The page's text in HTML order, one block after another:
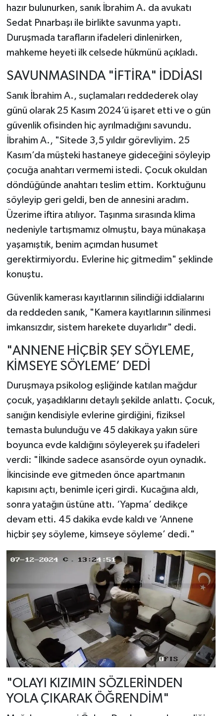
hazır bulunurken, sanık İbrahim A. da avukatı
Sedat Pınarbaşı ile birlikte savunma yaptı.
Duruşmada tarafların ifadeleri dinlenirken,
mahkeme heyeti ilk celsede hükmünü açıkladı.
SAVUNMASINDA "İFTİRA" İDDİASI
Sanık İbrahim A., suçlamaları reddederek olay
günü olarak 25 Kasım 2024’ü işaret etti ve o gün
güvenlik ofisinden hiç ayrılmadığını savundu.
İbrahim A., "Sitede 3,5 yıldır görevliyim. 25
Kasım’da müşteki hastaneye gideceğini söyleyip
çocuğa anahtarı vermemi istedi. Çocuk okuldan
döndüğünde anahtarı teslim ettim. Korktuğunu
söyleyip geri geldi, ben de annesini aradım.
Üzerime iftira atılıyor. Taşınma sırasında klima
nedeniyle tartışmamız olmuştu, baya münakaşa
yaşamıştık, benim açımdan husumet
gerektirmiyordu. Evlerine hiç gitmedim" şeklinde
konuştu.
Güvenlik kamerası kayıtlarının silindiği iddialarını
da reddeden sanık, "Kamera kayıtlarının silinmesi
imkansızdır, sistem harekete duyarlıdır" dedi.
"ANNENE HİÇBİR ŞEY SÖYLEME,
KİMSEYE SÖYLEME’ DEDİ
Duruşmaya psikolog eşliğinde katılan mağdur
çocuk, yaşadıklarını detaylı şekilde anlattı. Çocuk,
sanığın kendisiyle evlerine girdiğini, fiziksel
temasta bulunduğu ve 45 dakikaya yakın süre
boyunca evde kaldığını söyleyerek şu ifadeleri
verdi: "İlkinde sadece asansörde oyun oynadık.
İkincisinde eve gitmeden önce apartmanın
kapısını açtı, benimle içeri girdi. Kucağına aldı,
sonra yatağın üstüne attı. ‘Yapma’ dedikçe
devam etti. 45 dakika evde kaldı ve ‘Annene
hiçbir şey söyleme, kimseye söyleme’ dedi."
"OLAYI KIZIMIN SÖZLERİNDEN
YOLA ÇIKARAK ÖĞRENDİM"